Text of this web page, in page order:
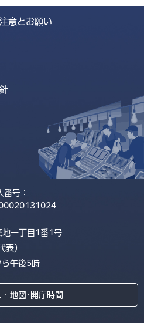
意とお願い
番号：
一丁目1番1号
）
午後5時
・地図･開庁時間